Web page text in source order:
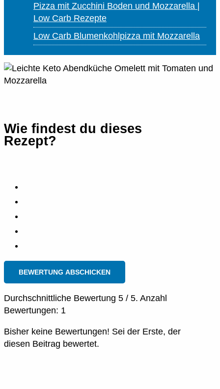
Pizza mit Zucchini Boden und Mozzarella |
Low Carb Rezepte
Low Carb Blumenkohlpizza mit Mozzarella
Wie findest du dieses
Rezept?
BEWERTUNG ABSCHICKEN
Durchschnittliche Bewertung 5 / 5. Anzahl
Bewertungen: 1
Bisher keine Bewertungen! Sei der Erste, der
diesen Beitrag bewertet.